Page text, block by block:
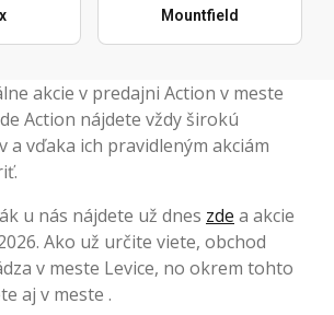
Mountfield
akcie v predajni Action v meste
Action nájdete vždy širokú
a vďaka ich pravidleným akciám
u nás nájdete už dnes zde a akcie
Ako už určite viete, obchod
v meste Levice, no okrem tohto
aj v meste .